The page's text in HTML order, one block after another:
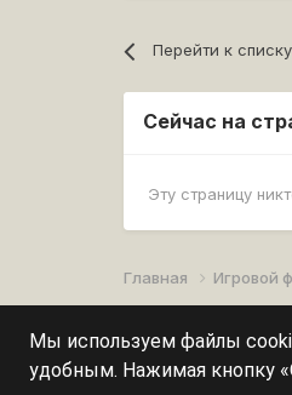
Перейти к
Сейчас на
Эту страницу
Главная Игровой
Мы используем файлы
удобным. Нажимая кнопку